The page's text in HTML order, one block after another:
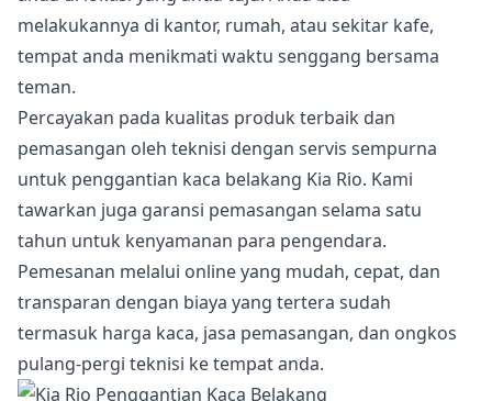
melakukannya di kantor, rumah, atau sekitar kafe,
tempat anda menikmati waktu senggang bersama
teman.
Percayakan pada kualitas produk terbaik dan
pemasangan oleh teknisi dengan servis sempurna
untuk penggantian kaca belakang Kia Rio. Kami
tawarkan juga garansi pemasangan selama satu
tahun untuk kenyamanan para pengendara.
Pemesanan melalui online yang mudah, cepat, dan
transparan dengan biaya yang tertera sudah
termasuk harga kaca, jasa pemasangan, dan ongkos
pulang-pergi teknisi ke tempat anda.